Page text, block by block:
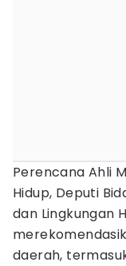
Perencana Ahli
Hidup, Deputi
dan Lingkungan
daerah,